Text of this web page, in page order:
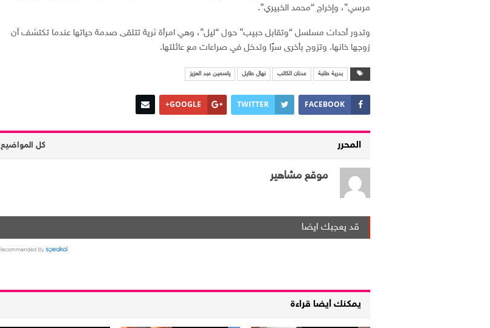
مرسي”، وإخراج “محمد الخبيري”.
وتدور أحداث مسلسل “وتقابل حبيب” حول “ليل”، وهي امرأة ثرية تتلقى صدمة حياتها عندما تكتشف أن
زوجها خانها. وتزوج بأخرى سرًا وتدخل في صراعات مع عائلتها.
بدرية طلبة عدنان الكاتب نهال طايل ياسمين عبد العزيز
FACEBOOK
TWITTER
GOOGLE+
المحرر كل المواضيع
موقع مشاهير
قد يعجبك ايضا
يمكنك أيضا قراءة